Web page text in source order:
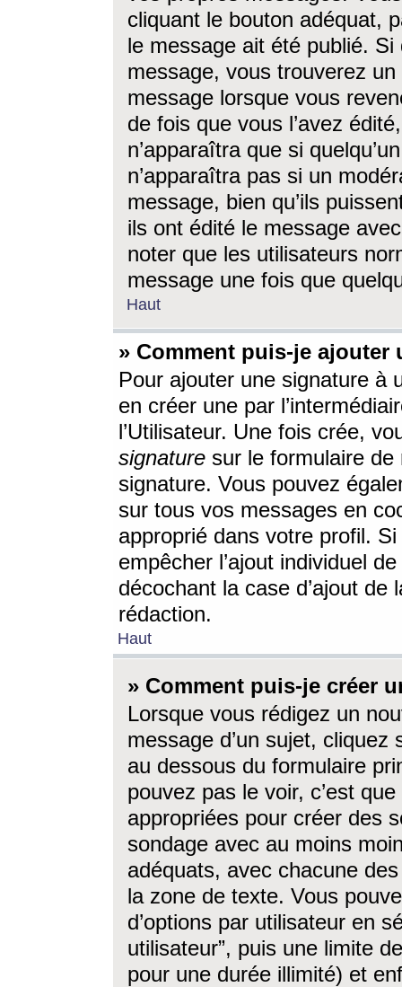
cliquant le bouton adéquat,
le message ait été publié. Si
message, vous trouverez
message lorsque vous
de fois que vous l’avez
n’apparaîtra que si
n’apparaîtra pas si un
message, bien qu’ils
ils ont édité le message
noter que les utilisateurs
message une fois que
Haut
» Comment puis-je ajouter
Pour ajouter une signature à
en créer une par
l’Utilisateur. Une fois crée,
signature sur le formulaire de
signature. Vous pouvez
sur tous vos messages en
approprié dans votre profil.
empêcher l’ajout individuel
décochant la case d’ajout
rédaction.
Haut
» Comment puis-je créer
Lorsque vous rédigez un
message d’un sujet, cliquez
au dessous du formulaire
pouvez pas le voir, c’est
appropriées pour créer des
sondage avec au moins
adéquats, avec chacune
la zone de texte. Vous
d’options par utilisateur en
utilisateur”, puis une limite
pour une durée illimité) et